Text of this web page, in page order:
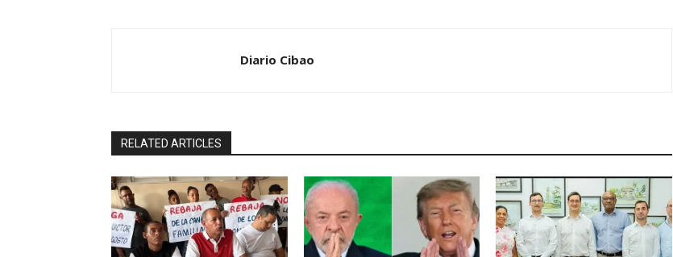
Diario Cibao
RELATED ARTICLES